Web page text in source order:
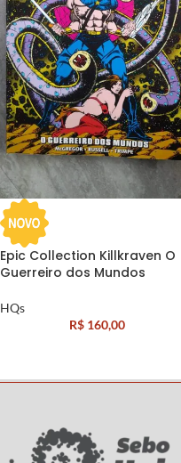
Epic Collection Killkraven O
Guerreiro dos Mundos
HQs
R$ 160,00